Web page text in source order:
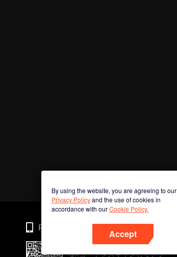
By using the website, you are agreeing to our
Privacy Policyand the use of cookies in
accordance with ourCookie Policy.
Accept
Phone
QRコードをスキャンしてアプ